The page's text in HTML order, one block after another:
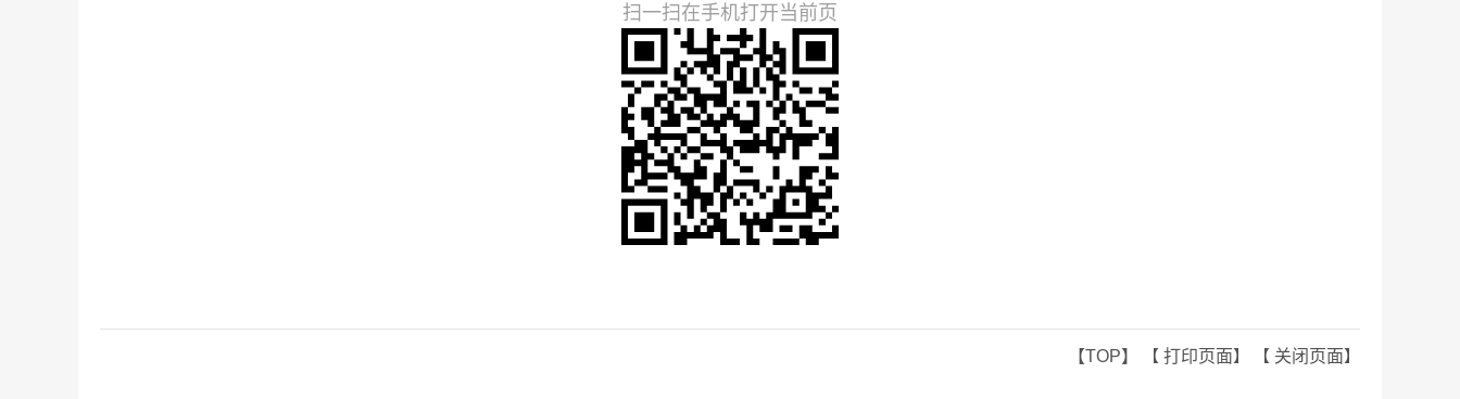
扫一扫在手机打开当前页
【TOP】 【 打印页面】 【 关闭页面】